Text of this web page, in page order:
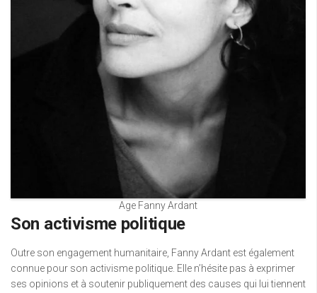
Age Fanny Ardant
Son activisme politique
Outre son engagement humanitaire, Fanny Ardant est également
connue pour son activisme politique. Elle n’hésite pas à exprimer
ses opinions et à soutenir publiquement des causes qui lui tiennent